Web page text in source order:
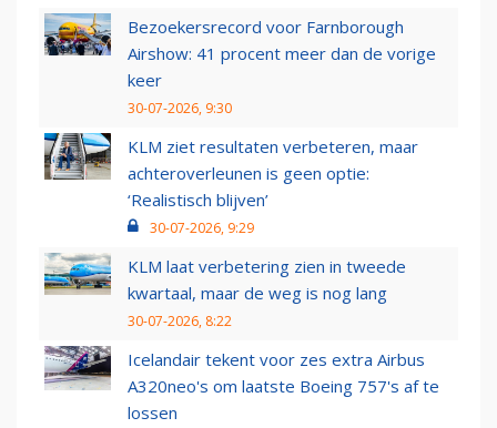
Bezoekersrecord voor Farnborough
Airshow: 41 procent meer dan de vorige
keer
30-07-2026, 9:30
KLM ziet resultaten verbeteren, maar
achteroverleunen is geen optie:
‘Realistisch blijven’
30-07-2026, 9:29
KLM laat verbetering zien in tweede
kwartaal, maar de weg is nog lang
30-07-2026, 8:22
Icelandair tekent voor zes extra Airbus
A320neo's om laatste Boeing 757's af te
lossen